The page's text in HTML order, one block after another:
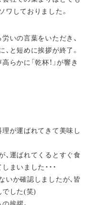
ワしておりました。
いの言葉をいただき、
と短めに挨拶が終了。
らかに「乾杯！」が響き
が運ばれてきて美味し
、運ばれてくるとすぐ食
まいました・・・
か確認しましたが、皆
でした(笑)